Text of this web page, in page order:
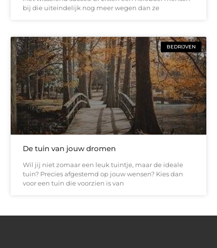
bij die uiteindelijk nog meer wegen dan ze
BEDRIJVEN
De tuin van jouw dromen
Wil jij niet zomaar een leuk tuintje, maar de ideale
tuin? Precies afgestemd op jouw wensen? Kies dan
voor een tuin die voorzien is van